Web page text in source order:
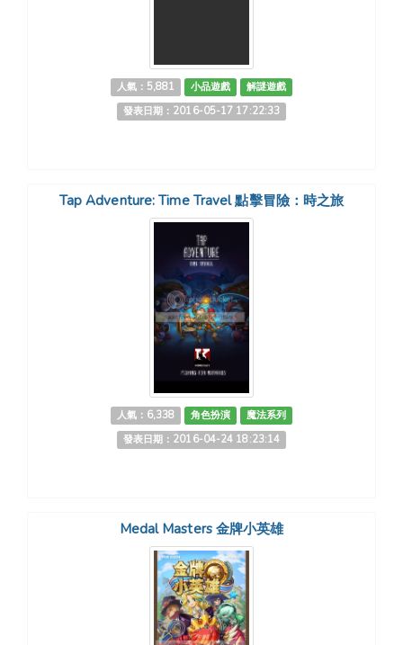
人氣：5,881 小品遊戲
解謎遊戲
發表日期：2016-05-17 17:22:33
Tap Adventure: Time Travel 點擊冒險：時之旅
人氣：6,338 角色扮演
魔法系列
發表日期：2016-04-24 18:23:14
Medal Masters 金牌小英雄